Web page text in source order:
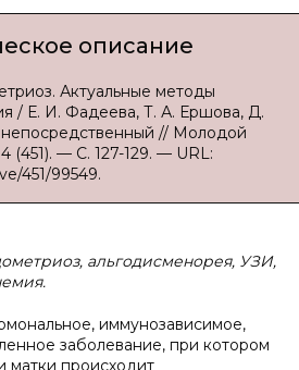
описание
Актуальные методы
/ Е. И. Фадеева, Т. А. Ершова, Д.
// Молодой
— С. 127-129. — URL:
451/99549.
альгодисменорея, УЗИ,
иммунозависимое,
заболевание, при котором
матки происходит